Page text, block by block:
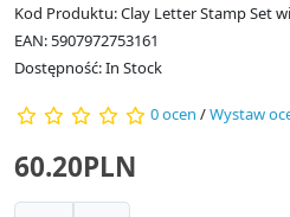
Kod Produktu: Clay Letter Stamp Set
EAN: 5907972753161
Dostępność: In Stock
0 ocen /Wystaw
60.20PLN